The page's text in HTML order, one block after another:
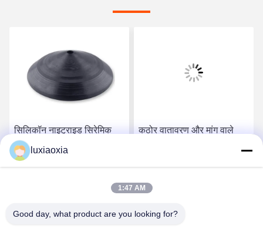
सिलिकॉन नाइट्राइड सिरेमिक
छाता डिस्क - उच्च तापमान
कार्यात्मक घटक के साथ केंद्रित
सबसे अच्छी कीमत पाएं
कठोर वातावरण और मांग वाले
luxiaoxia
1:47 AM
Good day, what product are you looking for?